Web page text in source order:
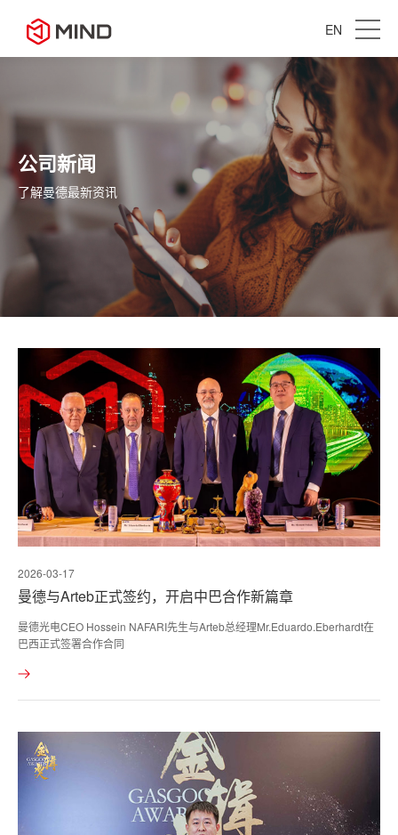
EN
公司新闻
了解曼德最新资讯
2026-03-17
曼德与Arteb正式签约，开启中巴合作新篇章
曼德光电CEO Hossein NAFARI先生与Arteb总经理Mr.Eduardo.Eberhardt在
巴西正式签署合作合同